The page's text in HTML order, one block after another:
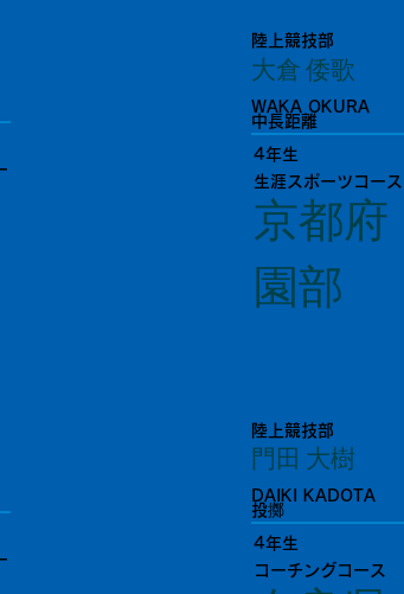
陸上競技部
大倉 倭歌
WAKA OKURA
中長距離
4年生
生涯スポーツコース
京都府
園部
陸上競技部
門田 大樹
DAIKI KADOTA
投擲
4年生
コーチングコース